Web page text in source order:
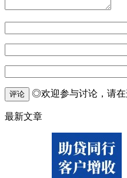
评论 ◎欢迎参与讨论，请在
最新文章